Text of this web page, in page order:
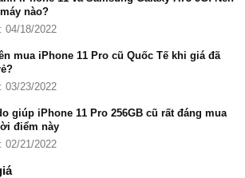
11 64GB chính hãng có thiết kế cao cấp với
khối + mặt lưng kính cường lực tạo nên vẻ
nhiều màu sắc thời thượng.
còn có khả năng kháng nước/ bụi
nào?
04/18/2022
mua iPhone 11 Pro cũ Quốc Tế khi giá đã
03/23/2022
giúp iPhone 11 Pro 256GB cũ rất đáng mua
điểm này
02/21/2022